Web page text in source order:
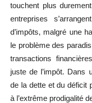
touchent plus
entreprises
d’impôts, malgré une
le problème des
transactions
juste de l’impôt. Dans
de la dette et du déficit
à l’extrême prodigalité